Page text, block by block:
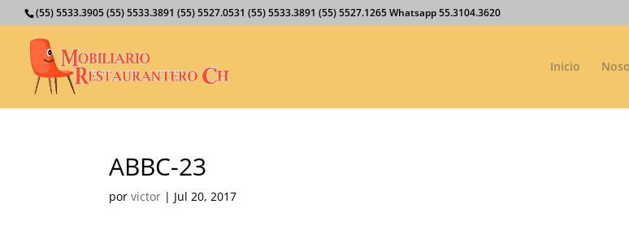
(55) 5533.3905 (55) 5533.3891 (55) 5527.0531 (55) 5533.3891 (55) 5527.1265 Whatsapp 55.3104.3620
Inicio
ABBC-23
porvictor | Jul 20, 2017